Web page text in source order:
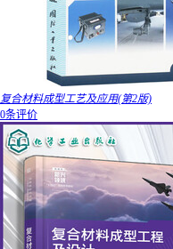
复合材料成型工艺及应用(第2版)
0条评价